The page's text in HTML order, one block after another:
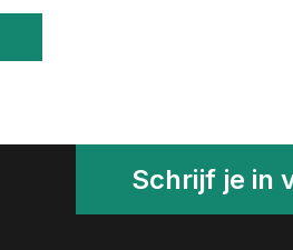
Schrijf je in